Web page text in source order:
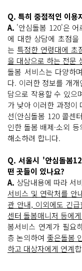
Q. 특히 중점적인 이용
A. '안심돌봄 120'은 어
에 대한 상담에 초점
는 특정한 연령대에 초
을 대상으로 하는 전문
돌봄 서비스는 다양하
다. 이러한 정보를 개
담으로 작용할 수 있으
가 낮아 이러한 과정이
선(안심돌봄 120 콜센
인한 돌봄 배제·소외
해소하려 합니다.
Q. 서울시 '안심돌봄
떤 곳들이 있나요?
A. 상담내용에 따라 서
서비스 및 연락처를 안
관 안내, 이외에도 긴
센터 돌봄매니저 등에
봄서비스 연계가 필요
층 논의하여 좋은돌봄
하고 대상자에게 연계